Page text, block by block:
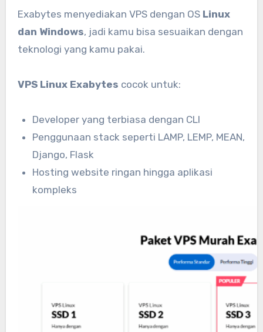
Exabytes menyediakan VPS dengan OS Linux
dan Windows, jadi kamu bisa sesuaikan dengan
teknologi yang kamu pakai.
VPS Linux Exabytes cocok untuk:
Developer yang terbiasa dengan CLI
Penggunaan stack seperti LAMP, LEMP, MEAN,
Django, Flask
Hosting website ringan hingga aplikasi
kompleks